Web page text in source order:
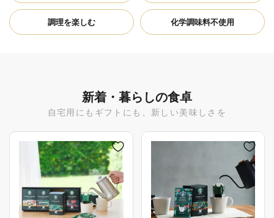
調理を楽しむ 化学調味料不使用
新着・暮らしの食卓
自宅用にもギフトにも、新しい美味しさを